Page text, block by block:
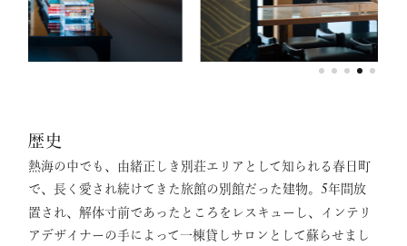
歴史
熱海の中でも、由緒正しき別荘エリアとして知られる春日町
で、長く愛され続けてきた旅館の別館だった建物。5年間放
置され、解体寸前であったところをレスキューし、インテリ
アデザイナーの手によって一棟貸しサロンとして蘇らせまし